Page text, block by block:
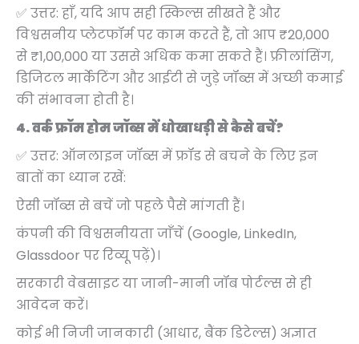
✅ उत्तर: हाँ, यदि आप सही स्किल्स सीखते हैं और
विश्वसनीय प्लेटफॉर्म पर काम करते हैं, तो आप ₹20,000
से ₹1,00,000 या उससे अधिक कमा सकते हैं। फ्रीलांसिंग,
डिजिटल मार्केटिंग और आईटी से जुड़े जॉब्स में अच्छी कमाई
की संभावना होती है।
4. वर्क फ्रॉम होम जॉब्स में धोखाधड़ी से कैसे बचें?
✅ उत्तर: ऑनलाइन जॉब्स में फ्रॉड से बचने के लिए इन
बातों का ध्यान रखें:
ऐसी जॉब्स से बचें जो पहले पैसे मांगती हैं।
कंपनी की विश्वसनीयता जाँचें (Google, LinkedIn,
Glassdoor पर रिव्यू पढ़ें)।
सरकारी वेबसाइट या जानी-मानी जॉब पोर्टल्स से ही
आवेदन करें।
कोई भी निजी जानकारी (आधार, बैंक डिटेल्स) अज्ञात